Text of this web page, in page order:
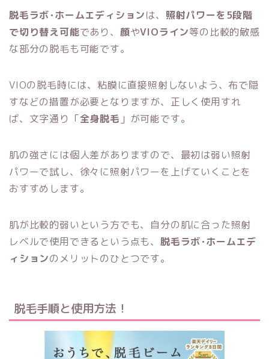
脱毛ラボ･ホームエディションは、 照射パワーを5段階
で切り替え可能であり、 顔やVIOライン等の比較的敏感
な部分の脱毛も可能です。
VIOの脱毛時には、粘膜に直接照射しないよう、布で隠
すなどの措置が必要となりますが、正しく使用すれ
ば、文字通り「全身脱毛 」が可能です。
肌の強さには個人差がありますので、最初は弱い照射
パワーで試し、徐々に照射パワーを上げていくことを
おすすめします。
肌が比較的弱いという方でも、自分の肌に合った照射
レベルで使用できるという点も、 脱毛ラボ･ホームエデ
ィションのメリットのひとつです。
脱毛手順と使用方法！